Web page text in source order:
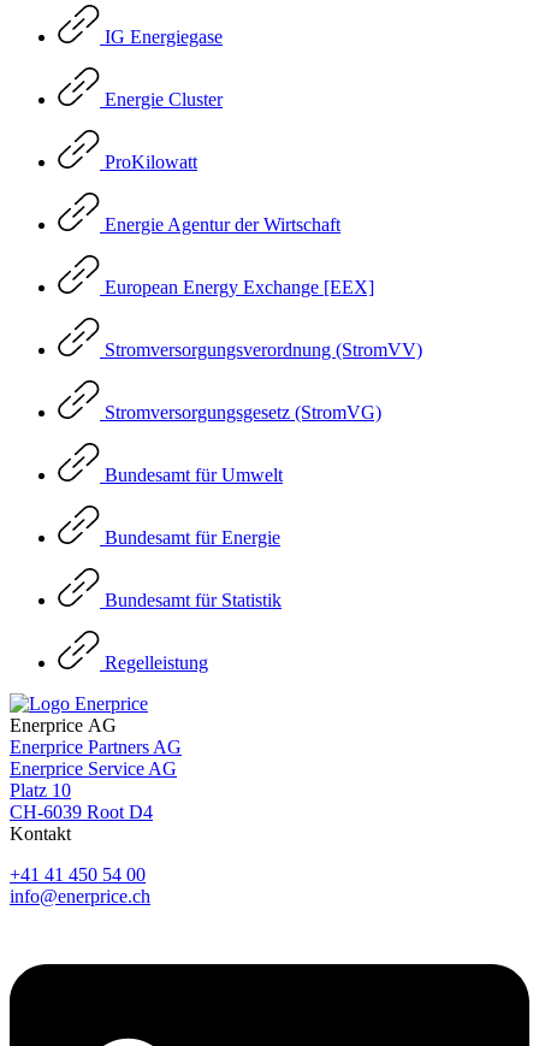
IG Energiegase
Energie Cluster
ProKilowatt
Energie Agentur der Wirtschaft
European Energy Exchange [EEX]
Stromversorgungsverordnung (StromVV)
Stromversorgungsgesetz (StromVG)
Bundesamt für Umwelt
Bundesamt für Energie
Bundesamt für Statistik
Regelleistung
Enerprice AG
Enerprice Partners AG
Enerprice Service AG
Platz 10
CH-6039 Root D4
Kontakt
+41 41 450 54 00
info@enerprice.ch